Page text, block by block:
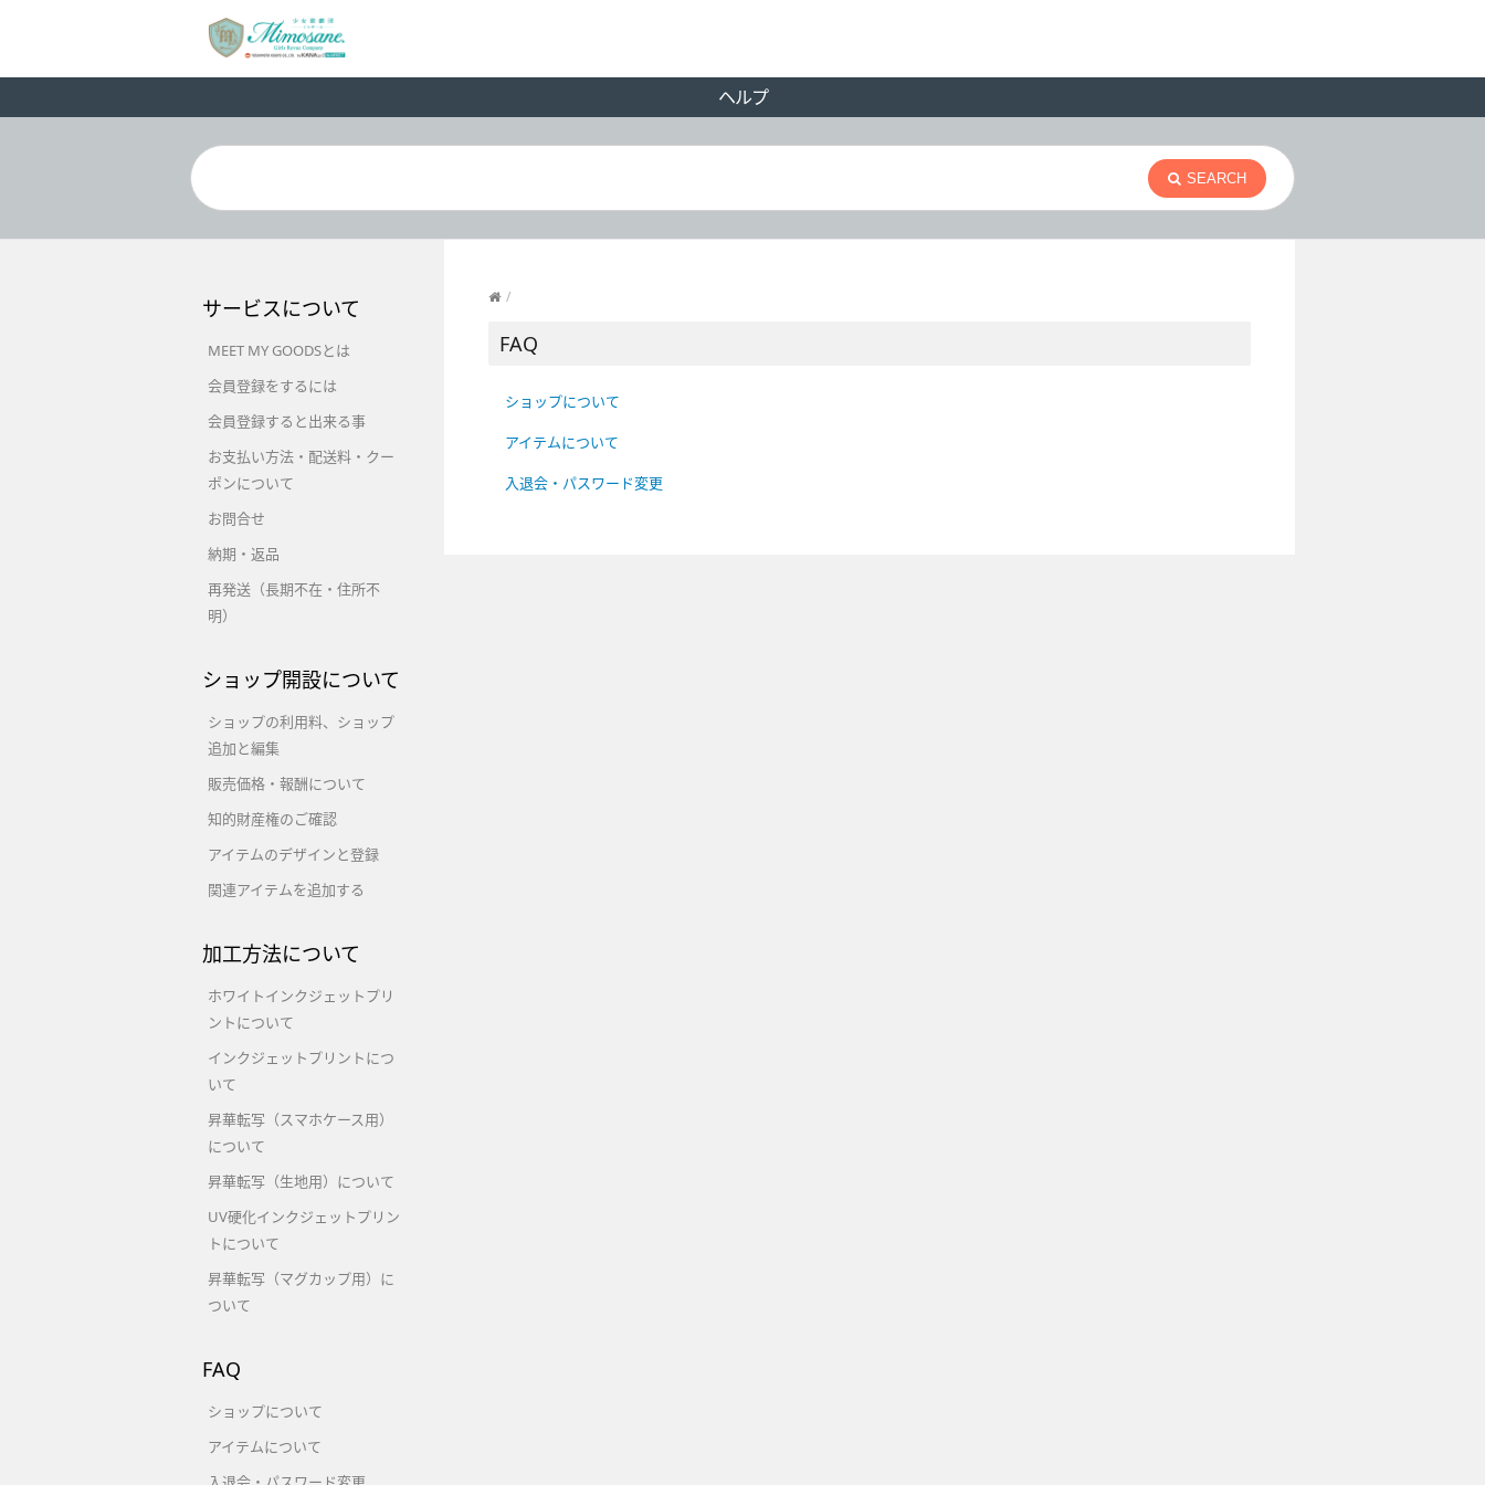
ヘルプ
SEARCH
/
FAQ
ショップについて
アイテムについて
入退会・パスワード変更
サービスについて
MEET MY GOODSとは
会員登録をするには
会員登録すると出来る事
お支払い方法・配送料・クー
ポンについて
お問合せ
納期・返品
再発送（長期不在・住所不
明）
ショップ開設について
ショップの利用料、ショップ
追加と編集
販売価格・報酬について
知的財産権のご確認
アイテムのデザインと登録
関連アイテムを追加する
加工方法について
ホワイトインクジェットプリ
ントについて
インクジェットプリントにつ
いて
昇華転写（スマホケース用）
について
昇華転写（生地用）について
UV硬化インクジェットプリン
トについて
昇華転写（マグカップ用）に
ついて
FAQ
ショップについて
アイテムについて